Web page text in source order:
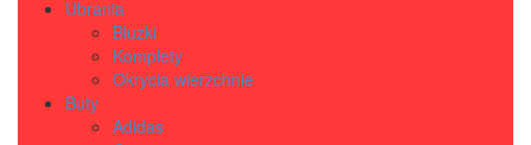
Ubrania
Bluzki
Komplety
Okrycia wierzchnie
Buty
Adidas